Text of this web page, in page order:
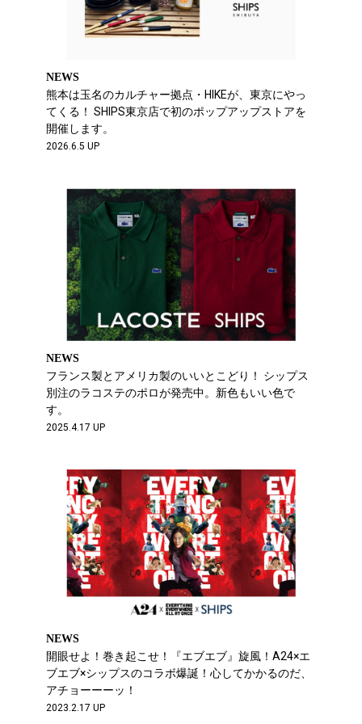
NEWS
熊本は玉名のカルチャー拠点・HIKEが、東京にやっ
てくる！ SHIPS東京店で初のポップアップストアを
開催します。
2026.6.5 UP
NEWS
フランス製とアメリカ製のいいとこどり！ シップス
別注のラコステのポロが発売中。新色もいい色で
す。
2025.4.17 UP
NEWS
開眼せよ！巻き起こせ！『エブエブ』旋風！A24×エ
ブエブ×シップスのコラボ爆誕！心してかかるのだ、
アチョーーーッ！
2023.2.17 UP